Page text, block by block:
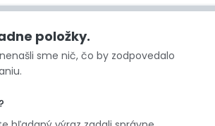
položky.
sme nič, čo by zodpovedalo